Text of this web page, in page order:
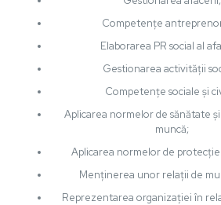
Competențe
Elaborarea PR social al
Gestionarea activității
Competențe sociale și
Aplicarea normelor de sănătate
muncă;
Aplicarea normelor de
Menținerea unor relații de
Reprezentarea organizației în